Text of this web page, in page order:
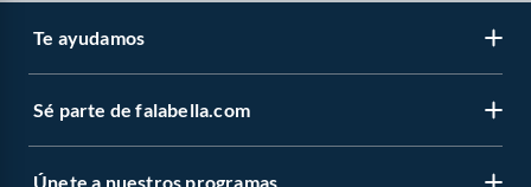
Te ayudamos
Sé parte de falabella.com
Únete a nuestros programas